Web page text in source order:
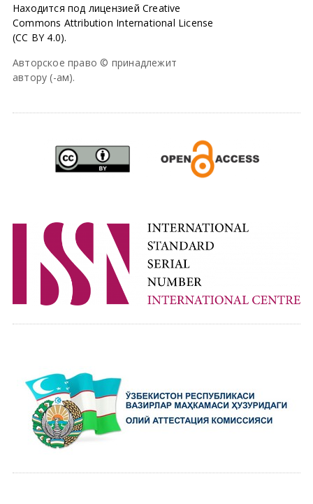
Находится под лицензией Creative
Commons Attribution International License
(CC BY 4.0).
Авторское право © принадлежит
автору (-ам).